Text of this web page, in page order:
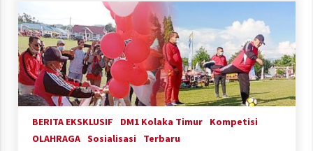
BERITA EKSKLUSIF DM1 Kolaka Timur
Kompetisi
OLAHRAGA Sosialisasi Terbaru